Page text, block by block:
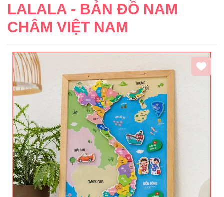
LALALA - BẢN ĐỒ NAM
CHÂM VIỆT NAM